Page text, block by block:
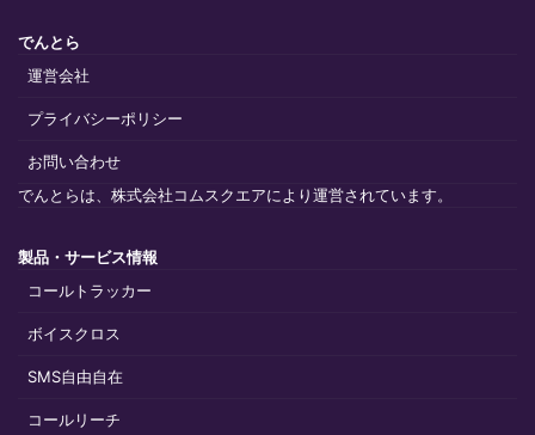
でんとら
運営会社
プライバシーポリシー
お問い合わせ
でんとらは、株式会社コムスクエアにより運営されています。
製品・サービス情報
コールトラッカー
ボイスクロス
SMS自由自在
コールリーチ